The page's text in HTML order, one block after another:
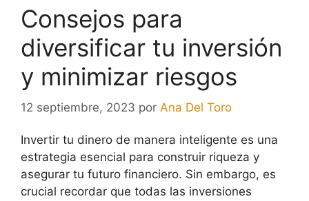
Consejos para
diversificar tu inversión
y minimizar riesgos
12 septiembre, 2023 por Ana Del Toro
Invertir tu dinero de manera inteligente es una
estrategia esencial para construir riqueza y
asegurar tu futuro financiero. Sin embargo, es
crucial recordar que todas las inversiones